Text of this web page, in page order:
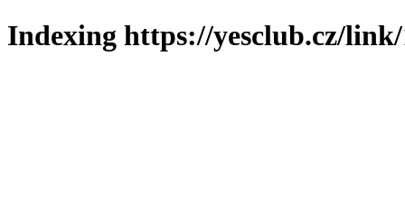
Indexing https://yesclub.cz/link/